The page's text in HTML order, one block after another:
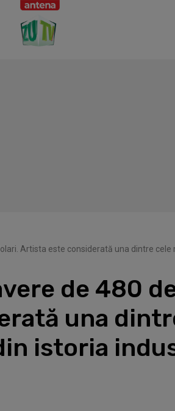
Artista este considerată una dintre
de 480
una
istoria